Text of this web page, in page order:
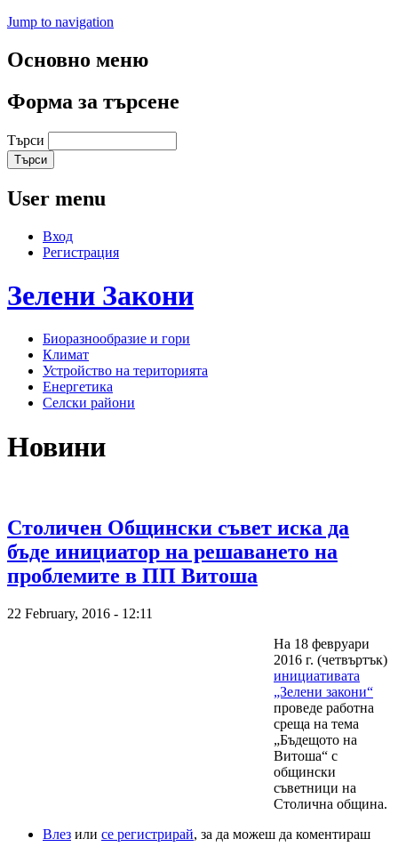
Jump to navigation
Основно меню
Форма за търсене
Търси
User menu
Вход
Регистрация
Зелени Закони
Биоразнообразие и гори
Климат
Устройство на територията
Енергетика
Селски райони
Новини
Столичен Общински съвет иска да
бъде инициатор на решаването на
проблемите в ПП Витоша
22 February, 2016 - 12:11
На 18 февруари
2016 г. (четвъртък)
инициативата
„Зелени закони“
проведе работна
среща на тема
„Бъдещото на
Витоша“ с
общински
съветници на
Столична община.
Влез или се регистрирай, за да можеш да коментираш